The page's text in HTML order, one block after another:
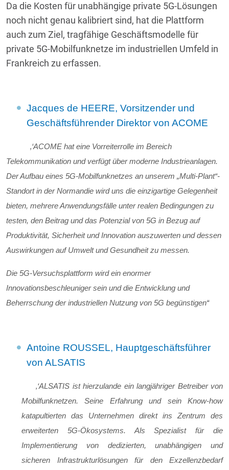
Da die Kosten für unabhängige private 5G-Lösungen
noch nicht genau kalibriert sind, hat die Plattform
auch zum Ziel, tragfähige Geschäftsmodelle für
private 5G-Mobilfunknetze im industriellen Umfeld in
Frankreich zu erfassen.
Jacques de HEERE, Vorsitzender und
Geschäftsführender Direktor von ACOME
‚‘ACOME hat eine Vorreiterrolle im Bereich
Telekommunikation und verfügt über moderne Industrieanlagen.
Der Aufbau eines 5G-Mobilfunknetzes an unserem „Multi-Plant“-
Standort in der Normandie wird uns die einzigartige Gelegenheit
bieten, mehrere Anwendungsfälle unter realen Bedingungen zu
testen, den Beitrag und das Potenzial von 5G in Bezug auf
Produktivität, Sicherheit und Innovation auszuwerten und dessen
Auswirkungen auf Umwelt und Gesundheit zu messen.
Die 5G-Versuchsplattform wird ein enormer
Innovationsbeschleuniger sein und die Entwicklung und
Beherrschung der industriellen Nutzung von 5G begünstigen“
Antoine ROUSSEL, Hauptgeschäftsführer
von ALSATIS
‚‘ALSATIS ist hierzulande ein langjähriger Betreiber von
Mobilfunknetzen. Seine Erfahrung und sein Know-how
katapultierten das Unternehmen direkt ins Zentrum des
erweiterten 5G-Ökosystems. Als Spezialist für die
Implementierung von dedizierten, unabhängigen und
sicheren Infrastrukturlösungen für den Exzellenzbedarf